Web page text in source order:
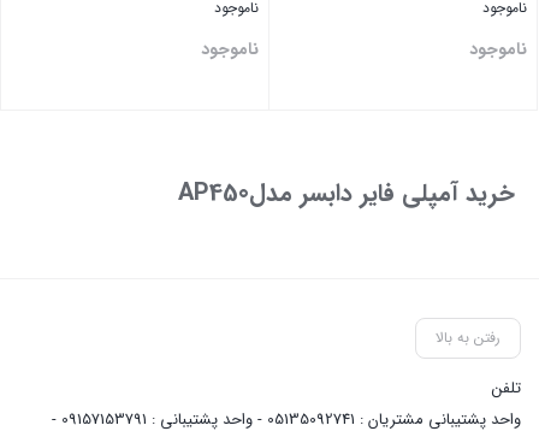
ناموجود
ناموجود
ناموجود
ناموجود
خرید آمپلی فایر دابسر مدلAP450
رفتن به بالا
تلفن
واحد پشتیبانی مشتریان : 05135092741 - واحد پشتیبانی : 09157153791 -